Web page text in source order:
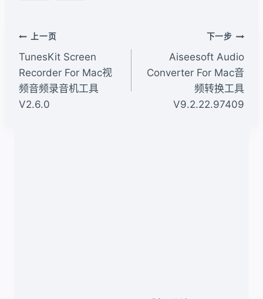
签：
文
章
导
航
上一页
TunesKit Screen
Recorder For Mac视
频音频录音机工具
V2.6.0
下一步
Aiseesoft Audio
Converter For Mac音
频转换工具
V9.2.22.97409